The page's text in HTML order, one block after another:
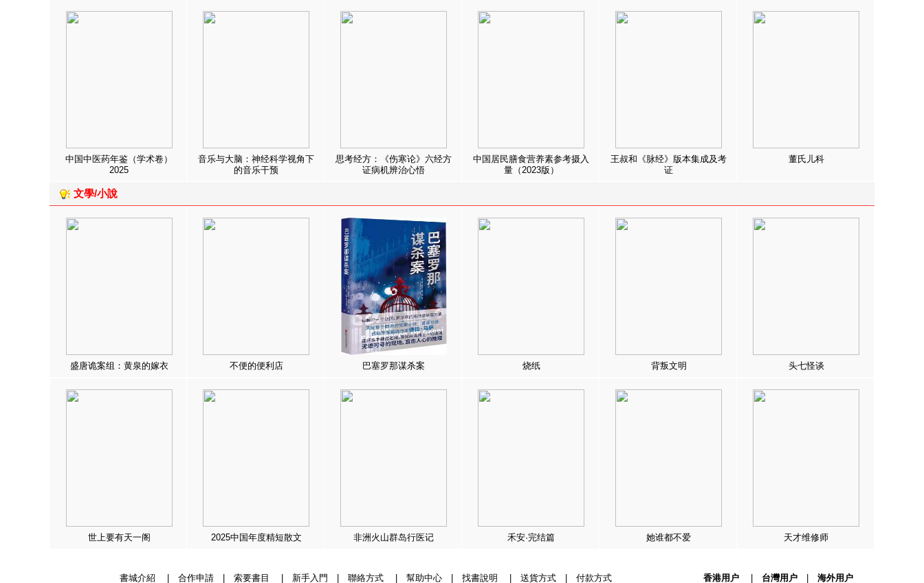
中国中医药年鉴（学术卷）
2025
音乐与大脑：神经科学视角下
的音乐干预
思考经方：《伤寒论》六经方
证病机辨治心悟
中国居民膳食营养素参考摄入
量（2023版）
王叔和《脉经》版本集成及考
证
董氏儿科
文學/小說
盛唐诡案组：黄泉的嫁衣 不便的便利店 巴塞罗那谋杀案 烧纸 背叛文明 头七怪谈
世上要有天一阁 2025中国年度精短散文 非洲火山群岛行医记 禾安·完结篇 她谁都不爱 天才维修师
書城介紹 合作申請| 索要書目 新手入門 聯絡方式| 幫助中心| 找書說明 送貨方式| 付款方式 香港用户| 台灣用户| 海外用户